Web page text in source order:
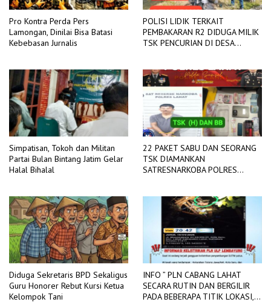
Pro Kontra Perda Pers
Lamongan, Dinilai Bisa Batasi
Kebebasan Jurnalis
POLISI LIDIK TERKAIT
PEMBAKARAN R2 DIDUGA MILIK
TSK PENCURIAN DI DESA
Simpatisan, Tokoh dan Militan
Partai Bulan Bintang Jatim Gelar
Halal Bihalal
22 PAKET SABU DAN SEORANG
TSK DIAMANKAN
SATRESNARKOBA POLRES
Diduga Sekretaris BPD Sekaligus
Guru Honorer Rebut Kursi Ketua
Kelompok Tani
INFO ” PLN CABANG LAHAT
SECARA RUTIN DAN BERGILIR
PADA BEBERAPA TITIK LOKASI,